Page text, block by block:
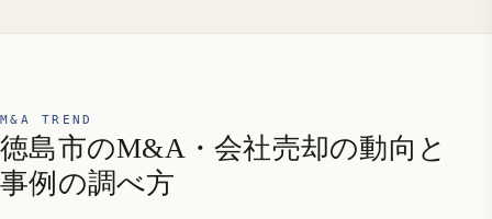
M&A TREND
徳島市のM&A・会社売却の動向と
事例の調べ方